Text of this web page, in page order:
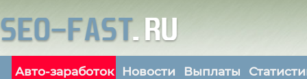
Авто-заработок Новости Выплаты